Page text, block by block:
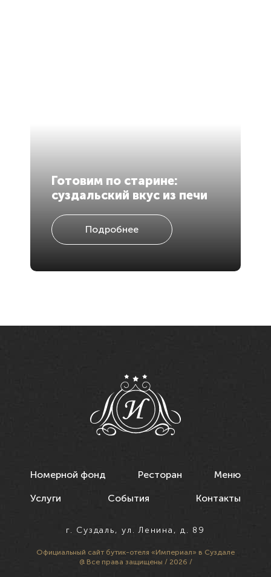
Готовим по старине:
суздальский вкус из печи
Подробнее
Номерной фонд Ресторан Меню
Услуги События Контакты
г. Суздаль, ул. Ленина, д. 89
Официальный сайт бутик-отеля «Империал» в Суздале
@ Все права защищены / 2026 /